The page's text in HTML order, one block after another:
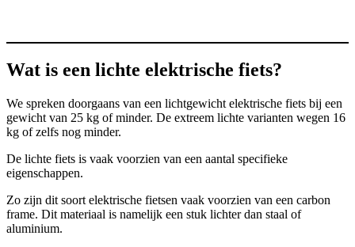
Wat is een lichte elektrische fiets?
We spreken doorgaans van een lichtgewicht elektrische fiets bij een
gewicht van 25 kg of minder. De extreem lichte varianten wegen 16
kg of zelfs nog minder.
De lichte fiets is vaak voorzien van een aantal specifieke
eigenschappen.
Zo zijn dit soort elektrische fietsen vaak voorzien van een carbon
frame. Dit materiaal is namelijk een stuk lichter dan staal of
aluminium.